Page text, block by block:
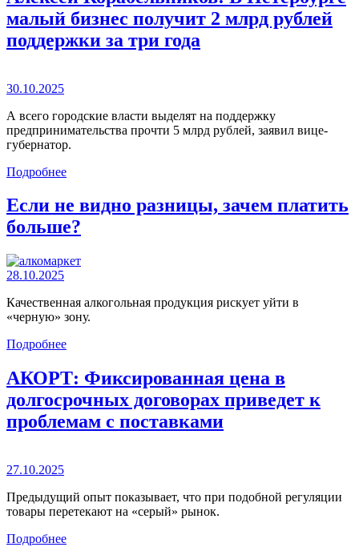
малый бизнес получит 2 млрд рублей
поддержки за три года
30.10.2025
А всего городские власти выделят на поддержку
предпринимательства прочти 5 млрд рублей, заявил вице-
губернатор.
Подробнее
Если не видно разницы, зачем платить
больше?
28.10.2025
Качественная алкогольная продукция рискует уйти в
«черную» зону.
Подробнее
АКОРТ: Фиксированная цена в
долгосрочных договорах приведет к
проблемам с поставками
27.10.2025
Предыдущий опыт показывает, что при подобной регуляции
товары перетекают на «серый» рынок.
Подробнее